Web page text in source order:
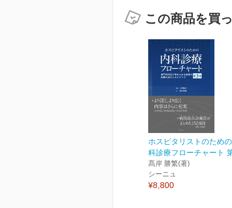
この商品を買
ホスピタリストのため
科診療フローチャート
髙岸 勝繁(著)
シーニュ
¥8,800